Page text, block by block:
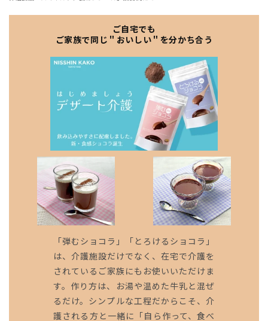
ご自宅でも
ご家族で同じ＂おいしい＂を分かち合う
「弾むショコラ」「とろけるショコラ」
は、介護施設だけでなく、在宅で介護を
されているご家族にもお使いいただけま
す。作り方は、お湯や温めた牛乳と混ぜ
るだけ。シンプルな工程だからこそ、介
護される方と一緒に「自ら作って、食べ